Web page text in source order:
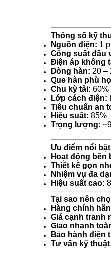
Thông số kỹ
Nguồn điện: 1
Công suất đầu
Điện áp không
Dòng hàn: 20 –
Que hàn phù
Chu kỳ tải: 60%
Lớp cách điện:
Tiêu chuẩn an
Hiệu suất: 85%
Trọng lượng:
Ưu điểm nổi bật
Hoạt động bền
Thiết kế gọn
Nhiệm vụ đa
Hiệu suất cao:
Tại sao nên
Hàng chính
Giá cạnh tranh
Giao nhanh
Bảo hành điện
Tư vấn kỹ thuật